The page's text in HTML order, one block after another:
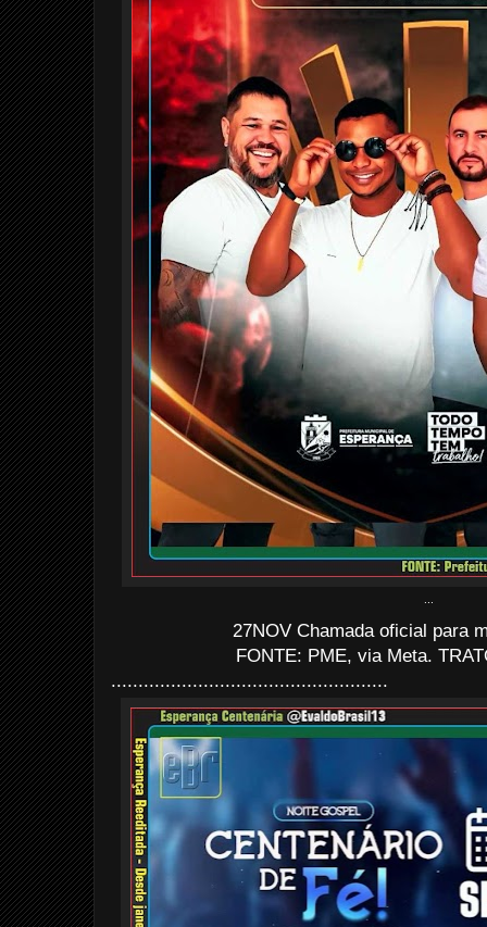
27NOV Chamada oficial para
FONTE: PME, via Meta.
...................................................